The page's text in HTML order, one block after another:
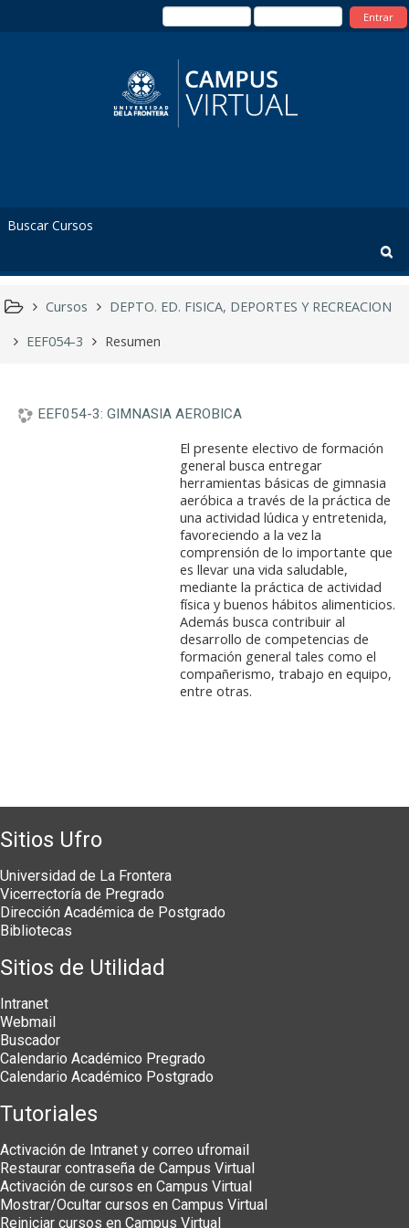
Entrar
Cursos
DEPTO. ED. FISICA, DEPORTES Y RECREACION
EEF054-3
Resumen
EEF054-3: GIMNASIA AEROBICA
El presente electivo de formación
general busca entregar
herramientas básicas de gimnasia
aeróbica a través de la práctica de
una actividad lúdica y entretenida,
favoreciendo a la vez la
comprensión de lo importante que
es llevar una vida saludable,
mediante la práctica de actividad
física y buenos hábitos alimenticios.
Además busca contribuir al
desarrollo de competencias de
formación general tales como el
compañerismo, trabajo en equipo,
entre otras.
Sitios Ufro
Universidad de La Frontera
Vicerrectoría de Pregrado
Dirección Académica de Postgrado
Bibliotecas
Sitios de Utilidad
Intranet
Webmail
Buscador
Calendario Académico Pregrado
Calendario Académico Postgrado
Tutoriales
Activación de Intranet y correo ufromail
Restaurar contraseña de Campus Virtual
Activación de cursos en Campus Virtual
Mostrar/Ocultar cursos en Campus Virtual
Reiniciar cursos en Campus Virtual